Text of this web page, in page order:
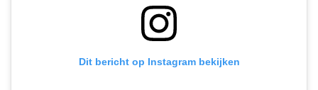
Dit bericht op Instagram bekijken